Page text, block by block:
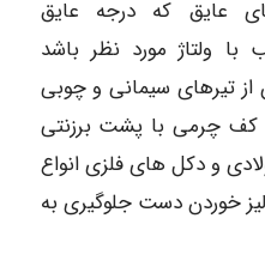
عایق که درجه عایق
با ولتاژ مورد نظر باشد
از تیرهای سیمانی و چوبی
چرمی با پشت برزنتی
و دکل های فلزی انواع
خوردن دست جلوگیری به